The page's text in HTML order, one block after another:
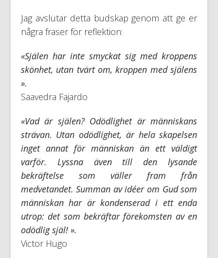
Jag avslutar detta budskap genom att ge er
några fraser för reflektion:
«Själen har inte smyckat sig med kroppens
skönhet, utan tvärt om, kroppen med själens
».
Saavedra Fajardo
«Vad är själen? Odödlighet är människans
strävan. Utan odödlighet, är hela skapelsen
inget annat för människan än ett väldigt
varför. Lyssna även till den lysande
bekräftelse som väller fram från
medvetandet. Summan av idéer om Gud som
människan har är kondenserad i ett enda
utrop: det som bekräftar förekomsten av en
odödlig själ! ».
Victor Hugo